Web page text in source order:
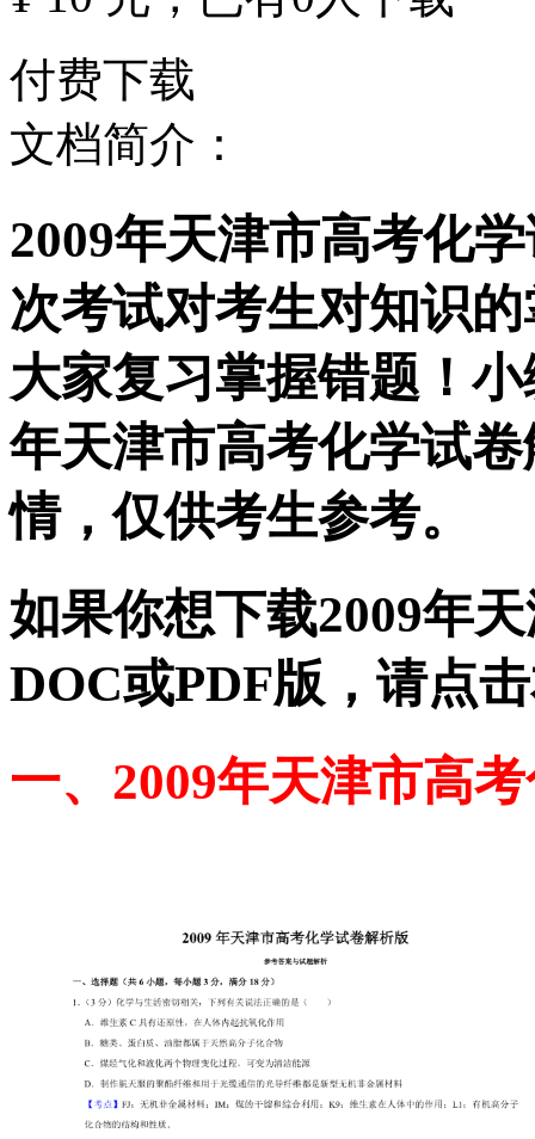
付费下载
文档简介：
2009年天津市高考化
次考试对考生对知识
大家复习掌握错题！
年天津市高考化学试
情，仅供考生参考。
如果你想下载2009年
DOC或PDF版，请点
一、2009年天津市高